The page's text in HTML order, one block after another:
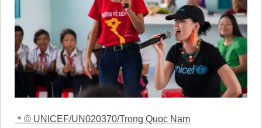
＊© UNICEF/UN020370/Trong Quoc Nam